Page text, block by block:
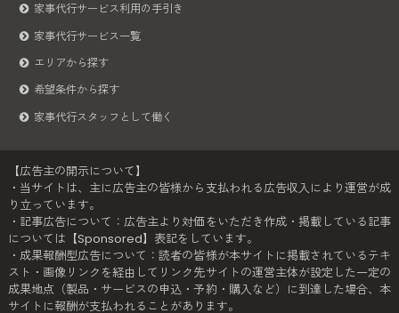
家事代行サービス利用の手引き
家事代行サービス一覧
エリアから探す
希望条件から探す
家事代行スタッフとして働く
【広告主の開示について】
・当サイトは、主に広告主の皆様から支払われる広告収入により運営が成
り立っています。
・記事広告について：広告主より対価をいただき作成・掲載している記事
については【Sponsored】表記をしています。
・成果報酬型広告について：読者の皆様が本サイトに掲載されているテキ
スト・画像リンクを経由してリンク先サイトの運営主体が設定した一定の
成果地点（製品・サービスの申込・予約・購入など）に到達した場合、本
サイトに報酬が支払われることがあります。